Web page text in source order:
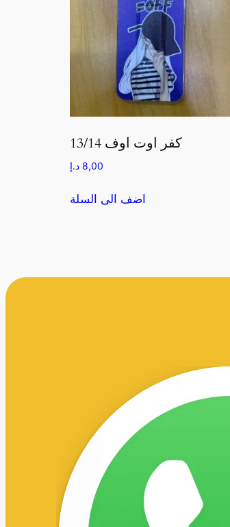
كفر اوت اوف 13/14
8,00 د.إ
اضف الى السلة